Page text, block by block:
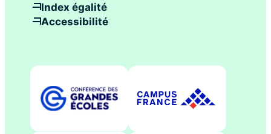
Index égalité
Accessibilité